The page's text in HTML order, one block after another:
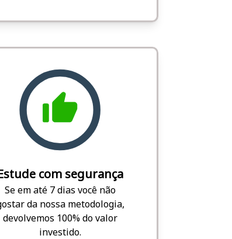
com segurança
Se em até 7 dias você não
da nossa metodologia,
devolvemos 100% do valor
investido.